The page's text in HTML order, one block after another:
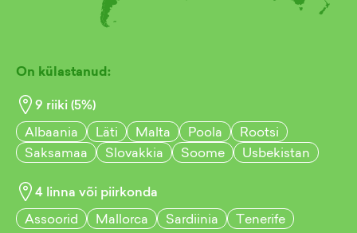
On külastanud:
9 riiki (5%)
Albaania
Läti Malta Poola
Rootsi
Saksamaa
Slovakkia Soome Usbekistan
4 linna või piirkonda
Assoorid
Mallorca Sardiinia Tenerife